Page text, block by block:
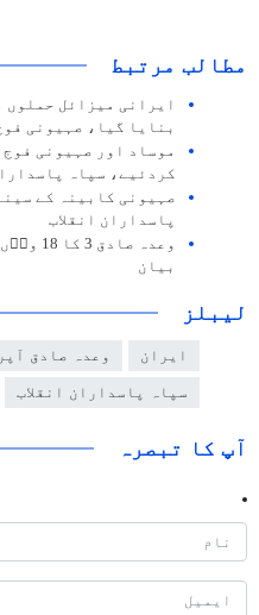
مطالب مرتبط
ایرانی میزائل حملوں
بنایا گیا، صہیونی
موساد اور صہیونی
کردئیے، سپاہ
صہیونی کابینہ کے
پاسداران انقلاب
وعدہ
بیان
لیبلز
ایران وعدہ صادق
سپاہ پاسداران انقلاب
آپ کا تبصرہ